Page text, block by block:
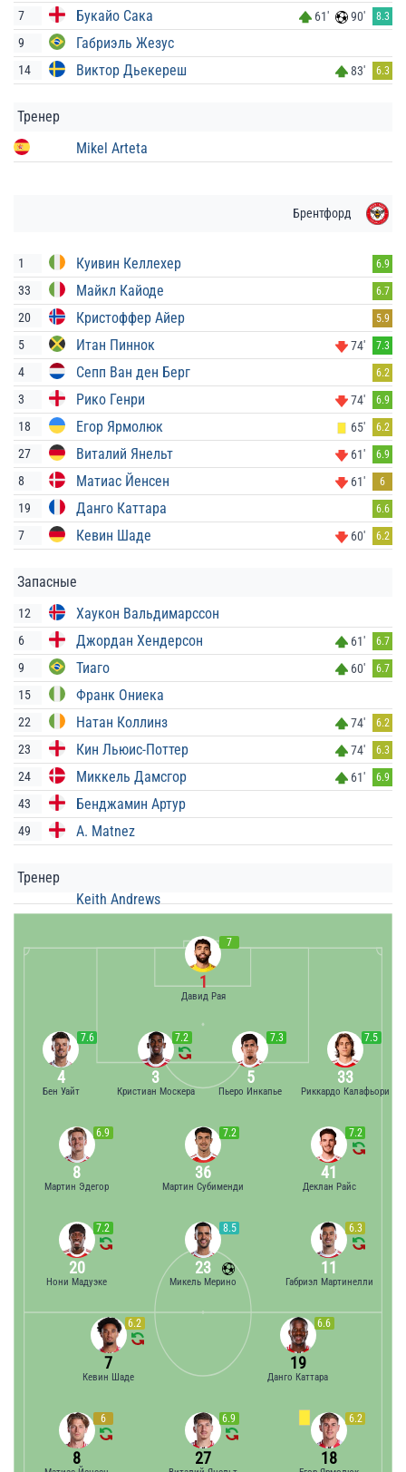
7 Букайо Сака 61' 90' 8.3
9 Габриэль Жезус
14 Виктор Дьекереш 83' 6.3
Тренер
Mikel Arteta
Брентфорд
1 Куивин Келлехер 6.9
33 Майкл Кайоде 6.7
20 Кристоффер Айер 5.9
5 Итан Пиннок 74' 7.3
4 Сепп Ван ден Берг 6.2
3 Рико Генри 74' 6.9
18 Егор Ярмолюк 65' 6.2
27 Виталий Янельт 61' 6.9
8 Матиас Йенсен 61' 6
19 Данго Каттара 6.6
7 Кевин Шаде 60' 6.2
Запасные
12 Хаукон Вальдимарссон
6 Джордан Хендерсон 61' 6.7
9 Тиаго 60' 6.7
15 Франк Ониека
22 Натан Коллинз 74' 6.2
23 Кин Льюис-Поттер 74' 6.3
24 Миккель Дамсгор 61' 6.9
43 Бенджамин Артур
49 A. Matnez
Тренер
Keith Andrews
7
1
Давид Рая
7.5
33
Риккардо Калафьори
7.3
5
Пьеро Инкапье
7.2
3
Кристиан Москера
7.6
4
Бен Уайт
7.2
41
Деклан Райс
7.2
36
Мартин Субименди
6.9
8
Мартин Эдегор
6.3
11
Габриэл Мартинелли
8.5
23
Микель Мерино
7.2
20
Нони Мадуэке
6
8
6.9
27
6.2
18
6.2
7
Кевин Шаде
6.6
19
Данго Каттара